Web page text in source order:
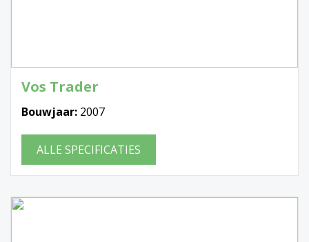
Vos Trader
Bouwjaar: 2007
ALLE SPECIFICATIES